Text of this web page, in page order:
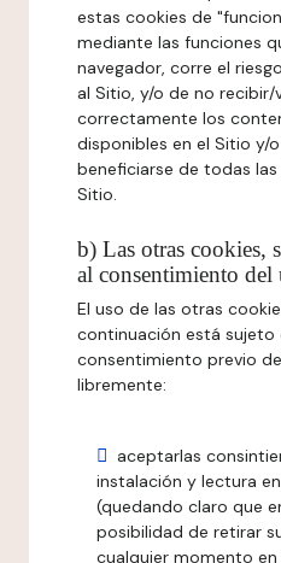
estas cookies de
mediante las funciones
navegador, corre el
al Sitio, y/o de no recibir/
correctamente los
disponibles en el Sitio y/
beneficiarse de todas
Sitio.
b) Las otras cookies,
al consentimiento del
El uso de las otras
continuación está sujeto
consentimiento previo
libremente:
aceptarlas
instalación y lectura
(quedando claro que
posibilidad de retirar
cualquier momento